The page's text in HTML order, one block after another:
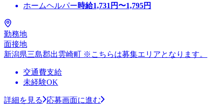
ホームヘルパー時給1,731 円〜1,795円
勤務地
面接地
新潟県三島郡出雲崎町 ※こちらは募集エリアとなります。
交通費支給
未経験OK
詳細を見る 応募画面に進む